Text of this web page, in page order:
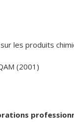
les produits
(2001)